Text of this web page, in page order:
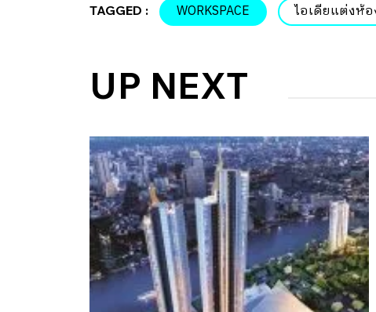
TAGGED : WORKSPACE ไอเดียแต่งห้อ
UP NEXT